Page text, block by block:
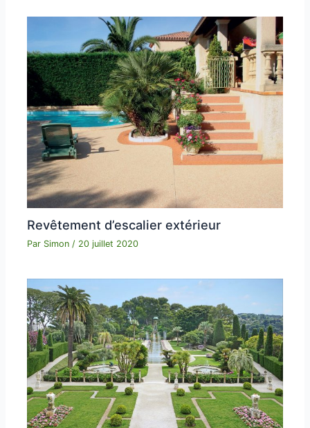
Revêtement d’escalier extérieur
Par Simon / 20 juillet 2020